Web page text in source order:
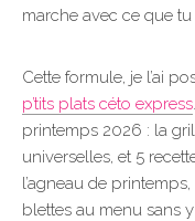
marche avec ce que
Cette formule, je l’ai
p’tits plats céto express
printemps 2026 : la
universelles, et 5
l’agneau de
blettes au menu sans